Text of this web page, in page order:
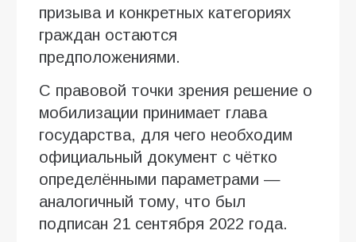
призыва и конкретных категориях
граждан остаются
предположениями.
С правовой точки зрения решение о
мобилизации принимает глава
государства, для чего необходим
официальный документ с чётко
определёнными параметрами —
аналогичный тому, что был
подписан 21 сентября 2022 года.